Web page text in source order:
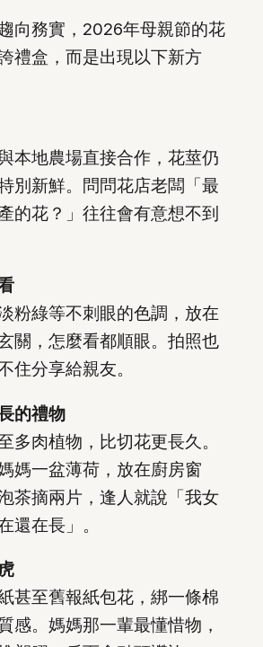
向務實，2026年母親節的花
禮盒，而是出現以下新方
本地農場直接合作，花莖仍
別新鮮。問問花店老闆「最
的花？」往往會有意想不到
粉綠等不刺眼的色調，放在
關，怎麼看都順眼。拍照也
住分享給親友。
的禮物
多肉植物，比切花更長久。
媽一盆薄荷，放在廚房窗
茶摘兩片，逢人就說「我女
還在長」。
甚至舊報紙包花，綁一條棉
感。媽媽那一輩最懂惜物，